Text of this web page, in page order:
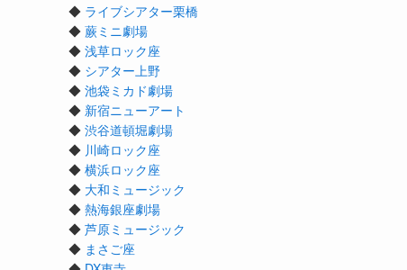
◆ ライブシアター栗橋
◆ 蕨ミニ劇場
◆ 浅草ロック座
◆ シアター上野
◆ 池袋ミカド劇場
◆ 新宿ニューアート
◆ 渋谷道頓堀劇場
◆ 川崎ロック座
◆ 横浜ロック座
◆ 大和ミュージック
◆ 熱海銀座劇場
◆ 芦原ミュージック
◆ まさご座